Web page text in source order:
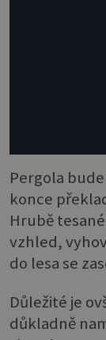
Pergola
konce
Hrubě
vzhled,
do lesa se
Důležité je
důkladně